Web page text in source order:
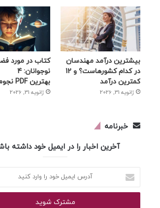
بیشترین درآمد مهندسان
در کدام کشورهاست؟ و 12
کمترین درآمد
ژانویه 31, 2026
کتاب در مورد
نوجوانان: 4
بهترین PDF نجوم
ژانویه 31, 2026
خبرنامه
آخرین اخبار را در ایمیل خود داشته
ایمیل
خود